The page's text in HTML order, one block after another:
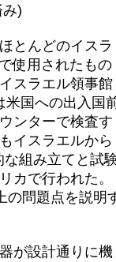
)
とんどのイスラ
使用されたもの
スラエル領事館
米国への出入国
ンターで検査す
イスラエルから
な組み立てと試
カで行われた。
の問題点を説明
が設計通りに機